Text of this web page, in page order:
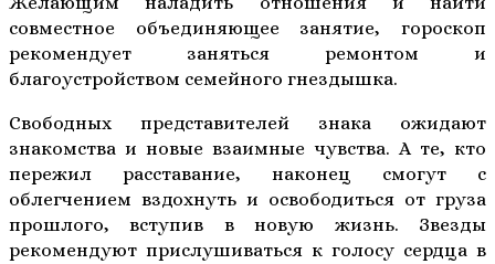
совместное объединяющее занятие, гороскоп
рекомендует заняться ремонтом и
благоустройством семейного гнездышка.
Свободных представителей знака ожидают
знакомства и новые взаимные чувства. А те, кто
пережил расставание, наконец смогут с
облегчением вздохнуть и освободиться от груза
прошлого, вступив в новую жизнь. Звезды
рекомендуют прислушиваться к голосу сердца в